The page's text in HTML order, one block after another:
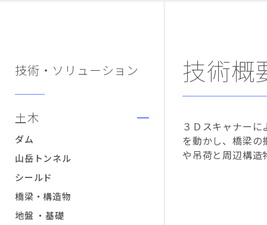
技術・ソリューション
土木
ダム
山岳トンネル
シールド
橋梁・構造物
地盤 ・基礎
技術概
３Ｄスキャナー
を動かし、橋梁
や吊荷と周辺構造